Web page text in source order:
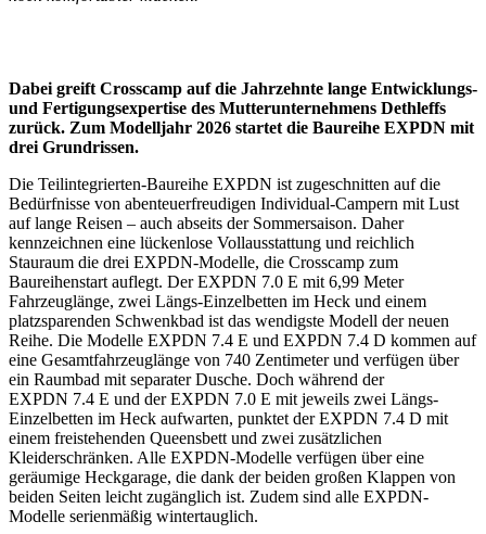
Dabei greift Crosscamp auf die Jahrzehnte lange Entwicklungs-
und Fertigungsexpertise des Mutterunternehmens Dethleffs
zurück. Zum Modelljahr 2026 startet die Baureihe EXPDN mit
drei Grundrissen.
Die Teilintegrierten-Baureihe EXPDN ist zugeschnitten auf die
Bedürfnisse von abenteuerfreudigen Individual-Campern mit Lust
auf lange Reisen – auch abseits der Sommersaison. Daher
kennzeichnen eine lückenlose Vollausstattung und reichlich
Stauraum die drei EXPDN-Modelle, die Crosscamp zum
Baureihenstart auflegt. Der EXPDN 7.0 E mit 6,99 Meter
Fahrzeuglänge, zwei Längs-Einzelbetten im Heck und einem
platzsparenden Schwenkbad ist das wendigste Modell der neuen
Reihe. Die Modelle EXPDN 7.4 E und EXPDN 7.4 D kommen auf
eine Gesamtfahrzeuglänge von 740 Zentimeter und verfügen über
ein Raumbad mit separater Dusche. Doch während der
EXPDN 7.4 E und der EXPDN 7.0 E mit jeweils zwei Längs-
Einzelbetten im Heck aufwarten, punktet der EXPDN 7.4 D mit
einem freistehenden Queensbett und zwei zusätzlichen
Kleiderschränken. Alle EXPDN-Modelle verfügen über eine
geräumige Heckgarage, die dank der beiden großen Klappen von
beiden Seiten leicht zugänglich ist. Zudem sind alle EXPDN-
Modelle serienmäßig wintertauglich.